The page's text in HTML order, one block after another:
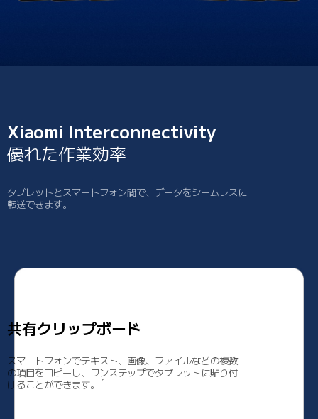
Xiaomi Interconnectivity
優れた作業効率
タブレットとスマートフォン間で、データをシームレスに
転送できます。
共有クリップボード
スマートフォンでテキスト、画像、ファイルなどの複数
の項目をコピーし、ワンステップでタブレットに貼り付
けることができます。
6